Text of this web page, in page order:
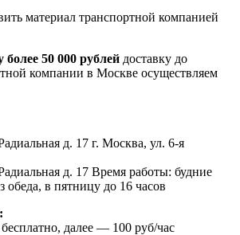
материал транспортной компанией
более 50 000 рублей доставку до
компании в Москве осуществляем
г. Москва, ул. 6-я
Время работы: будние
обеда, в пятницу до 16 часов
далее — 100 руб/час